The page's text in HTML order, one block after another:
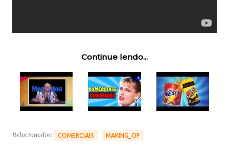
Continue lendo...
Relacionados: COMERCIAIS MAKING_OF